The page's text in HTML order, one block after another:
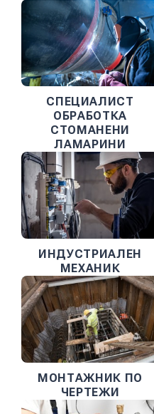
СПЕЦИАЛИСТ
ОБРАБОТКА
СТОМАНЕНИ
ЛАМАРИНИ
ИНДУСТРИАЛЕН
МЕХАНИК
МОНТАЖНИК ПО
ЧЕРТЕЖИ